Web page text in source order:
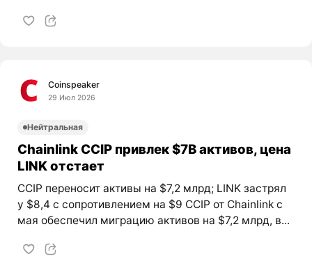
Coinspeaker
29 Июл 2026
Нейтральная
Chainlink CCIP привлек $7B активов, цена
LINK отстает
CCIP переносит активы на $7,2 млрд; LINK застрял
у $8,4 с сопротивлением на $9 CCIP от Chainlink с
мая обеспечил миграцию активов на $7,2 млрд, в...